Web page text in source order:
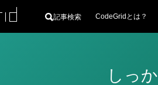
記事検索 CodeGridとは？
しっ